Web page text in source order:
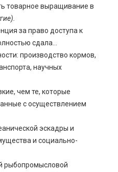
товарное выращивание в
за право доступа к
сдала…
производство кормов,
научных
чем те, которые
с осуществлением
эскадры и
и социально-
рыбопромысловой